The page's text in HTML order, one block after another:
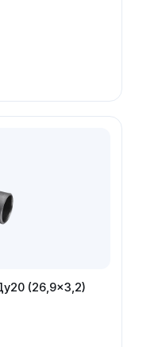
(26,9×3,2)